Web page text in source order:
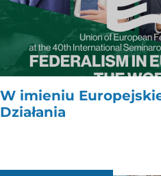
W imieniu
Działania